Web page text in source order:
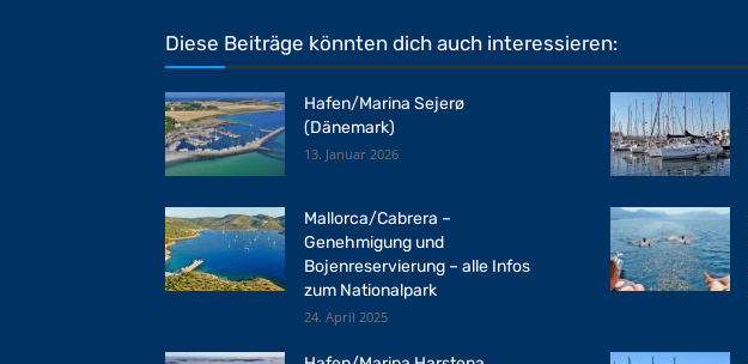
Diese Beiträge könnten dich auch interessieren:
Hafen/Marina Sejerø
(Dänemark)
13. Januar 2026
Mallorca/Cabrera –
Genehmigung und
Bojenreservierung – alle Infos
zum Nationalpark
24. April 2025